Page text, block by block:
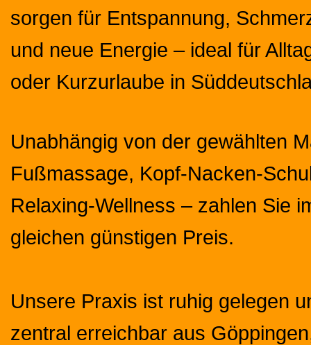
sorgen für Entspannung,
und neue Energie – ideal für
oder Kurzurlaube in
Unabhängig von der gewählten
Fußmassage, Kopf-Nacken-
Relaxing-Wellness – zahlen Sie
gleichen günstigen Preis.
Unsere Praxis ist ruhig gelegen
zentral erreichbar aus